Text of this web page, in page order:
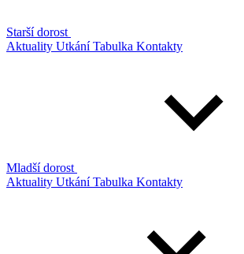
Starší dorost
Aktuality UtkáníTabulka Kontakty
Mladší dorost
Aktuality UtkáníTabulka Kontakty